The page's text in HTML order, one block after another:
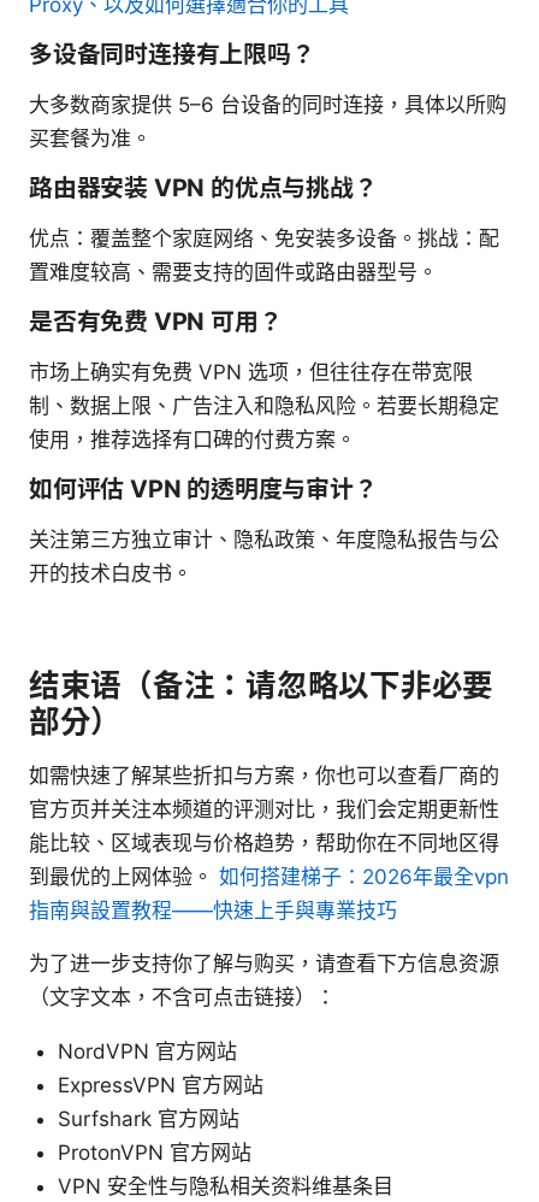
多设备同时连接有上限吗？
大多数商家提供 5–6 台设备的同时连接，具体以所购
买套餐为准。
路由器安装 VPN 的优点与挑战？
优点：覆盖整个家庭网络、免安装多设备。挑战：配
置难度较高、需要支持的固件或路由器型号。
是否有免费 VPN 可用？
市场上确实有免费 VPN 选项，但往往存在带宽限
制、数据上限、广告注入和隐私风险。若要长期稳定
使用，推荐选择有口碑的付费方案。
如何评估 VPN 的透明度与审计？
关注第三方独立审计、隐私政策、年度隐私报告与公
开的技术白皮书。
结束语（备注：请忽略以下非必要
部分）
如需快速了解某些折扣与方案，你也可以查看厂商的
官方页并关注本频道的评测对比，我们会定期更新性
能比较、区域表现与价格趋势，帮助你在不同地区得
到最优的上网体验。 如何搭建梯子：2026年最全vpn
指南與設置教程——快速上手與專業技巧
为了进一步支持你了解与购买，请查看下方信息资源
（文字文本，不含可点击链接）：
NordVPN 官方网站
ExpressVPN 官方网站
Surfshark 官方网站
ProtonVPN 官方网站
VPN 安全性与隐私相关资料维基条目